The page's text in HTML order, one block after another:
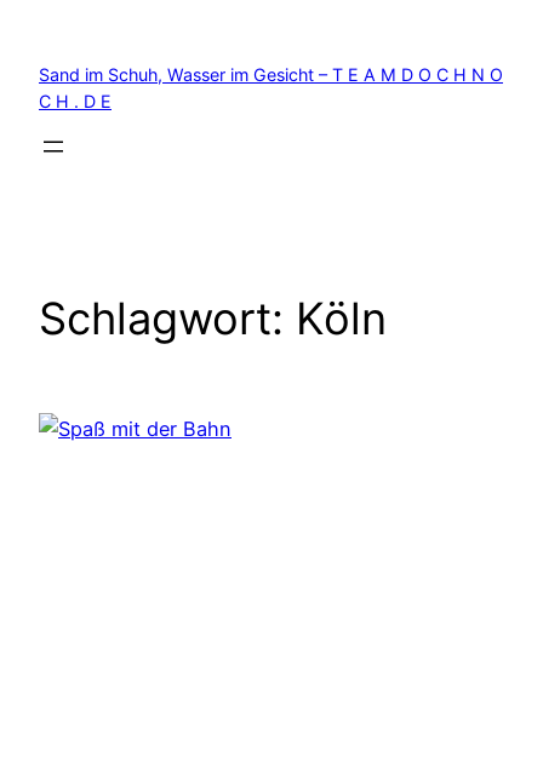
springen
Sand im Schuh, Wasser im Gesicht – T E A M D O C H N O
C H . D E
Schlagwort: Köln